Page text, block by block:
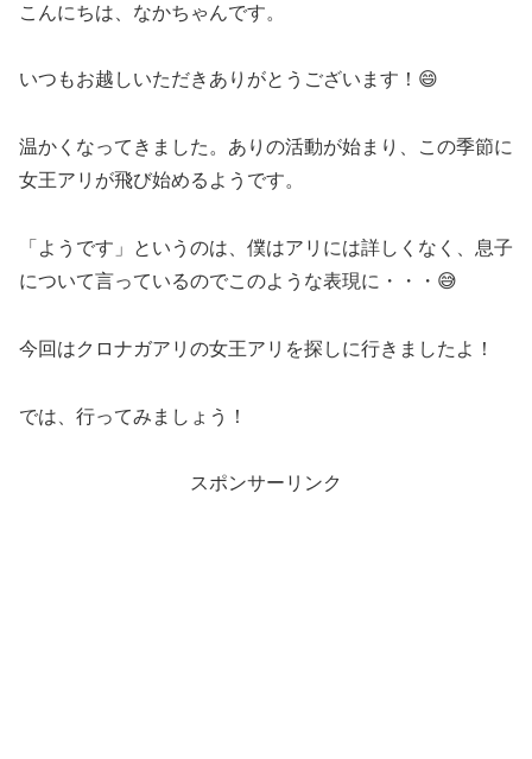
こんにちは、なかちゃんです。
いつもお越しいただきありがとうございます！😄
温かくなってきました。ありの活動が始まり、この季節に
女王アリが飛び始めるようです。
「ようです」というのは、僕はアリには詳しくなく、息子
について言っているのでこのような表現に・・・😅
今回はクロナガアリの女王アリを探しに行きましたよ！
では、行ってみましょう！
スポンサーリンク